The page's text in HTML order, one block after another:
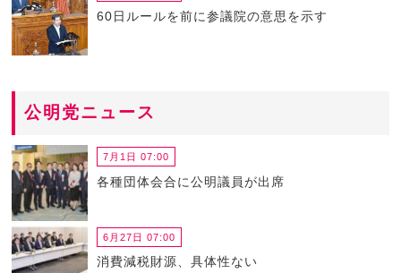
60日ルールを前に参議院の意思を示す
公明党ニュース
7月1日 07:00
各種団体会合に公明議員が出席
6月27日 07:00
消費減税財源、具体性ない